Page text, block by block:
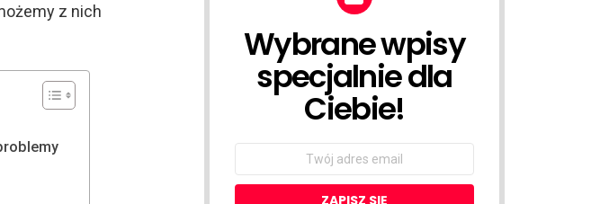
z nich
NEWSLETTER
Wybrane wpisy
specjalnie dla
Ciebie!
Email